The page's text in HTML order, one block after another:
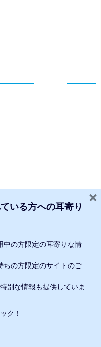
...
情報について
ために、Google・他連携サー
イトの閲覧を続けた場合、
いる方への耳寄り
中の方限定の耳寄りな情
ちの方限定のサイトのご
別な情報も提供していま
ク！
×